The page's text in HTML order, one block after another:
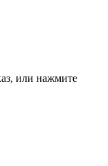
или нажмите